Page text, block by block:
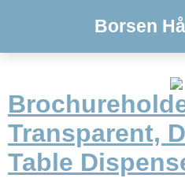
Borsen
Transparent,
Table